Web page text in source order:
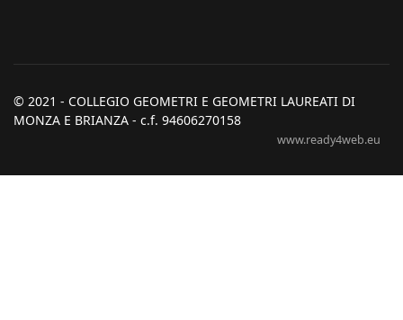
© 2021 - COLLEGIO GEOMETRI E GEOMETRI LAUREATI DI
MONZA E BRIANZA - c.f. 94606270158
www.ready4web.eu